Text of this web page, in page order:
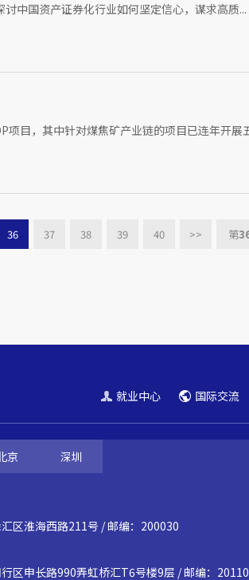
中国资产证券化行业如何坚定信心，谋求高质...
目，其中针对煤焦矿产业链的项目已连年开展
36 37 38 39 40 >> 第
就业中心 国际交流
京 深圳
区淮海西路211号 / 邮编：200030
区申长路990弄虹桥汇T6号楼9层 / 邮编：